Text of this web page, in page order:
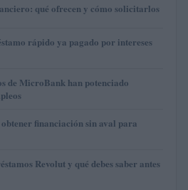
qué ofrecen y cómo solicitarlos
rápido ya pagado por intereses
de MicroBank han potenciado
financiación sin aval para
Revolut y qué debes saber antes